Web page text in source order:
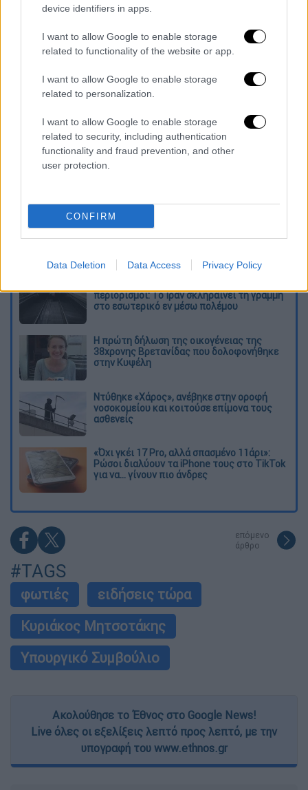
device identifiers in apps.
I want to allow Google to enable storage
related to functionality of the website or app.
I want to allow Google to enable storage
related to personalization.
I want to allow Google to enable storage
related to security, including authentication
functionality and fraud prevention, and other
user protection.
CONFIRM
Data Deletion Data Access Privacy Policy
Τα σχολιά σας δημοσιεύονται άμεσα με δική σας ευθύνη. Το
ΕΘΝΟΣ θα παρεμβαίνει και τα προσβλητικά σχόλια θα
Διαβάστε ακόμη
περιορισμοί: Το Ιράν σκληραίνει τη γραμμή
στο εσωτερικό εν μέσω πολέμου
Η πρώτη δήλωση της οικογένειας της
38χρονης Βρετανίδας που δολοφονήθηκε
στην Κυψέλη
Ντύθηκε «Χάρος», ανέβηκε στην οροφή
νοσοκομείου και κοιτούσε επίμονα τους
ασθενείς
«Όχι γκέι 17 Pro, αλλά σπασμένο 11άρι»:
Ρώσοι διαλύουν τα iPhone τους στο TikTok
για να... γίνουν πιο άνδρες
επόμενο
άρθρο
#TAGS
φωτιές
ειδήσεις τώρα
Κυριάκος Μητσοτάκης
Υπουργικό Συμβούλιο
Ακολούθησε το Έθνος στο Google News!
Live όλες οι εξελίξεις λεπτό προς λεπτό, με την
υπογραφή του www.ethnos.gr